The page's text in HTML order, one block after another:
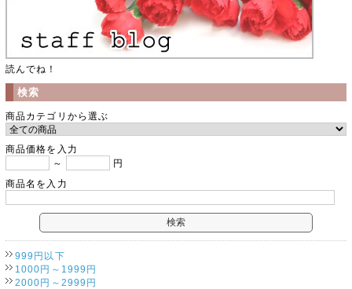
読んでね！
検索
商品カテゴリから選ぶ
商品価格を入力
～
円
商品名を入力
999円以下
1000円～1999円
2000円～2999円